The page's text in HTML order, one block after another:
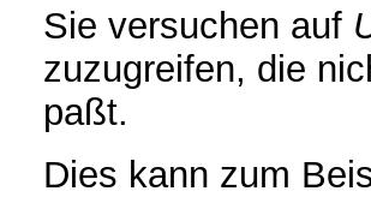
Sie versuchen auf
zuzugreifen, die
paßt.
Dies kann zum